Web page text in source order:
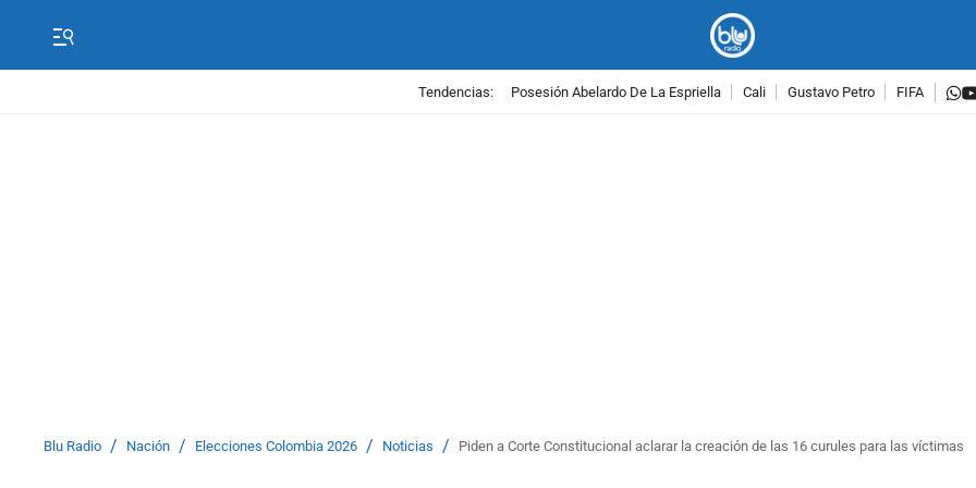
Tendencias: Posesión Abelardo De La Espriella Cali Gustavo Petro FIFA
Blu Radio / Nación / Elecciones Colombia 2026 / Noticias / Piden a Corte Constitucional aclarar la creación de las 16 curules para las víctimas